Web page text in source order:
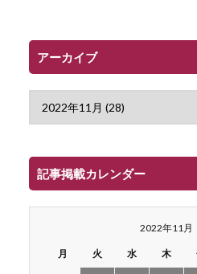
アーカイブ
記事掲載カレンダー
2022年11月
月 火 水 木